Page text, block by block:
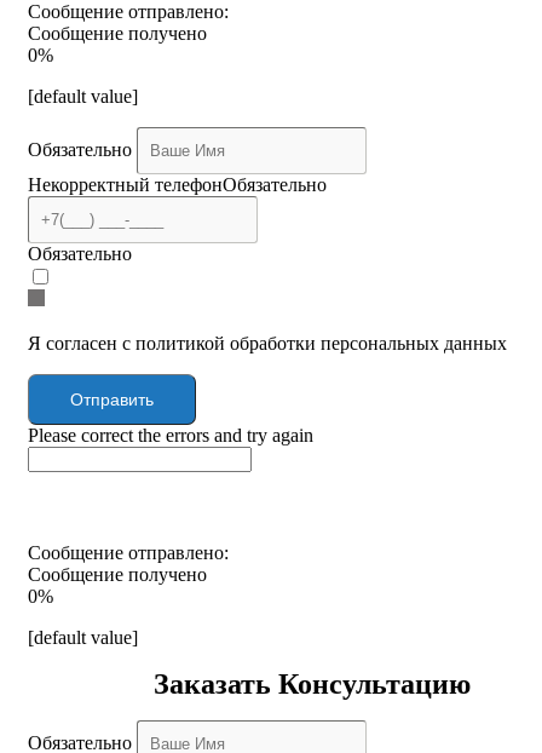
Сообщение отправлено:
Сообщение получено
0%
[default value]
Обязательно
Некорректный телефонОбязательно
Обязательно
Я согласен с политикой обработки персональных данных
Отправить
Please correct the errors and try again
Сообщение отправлено:
Сообщение получено
0%
[default value]
Заказать Консультацию
Обязательно